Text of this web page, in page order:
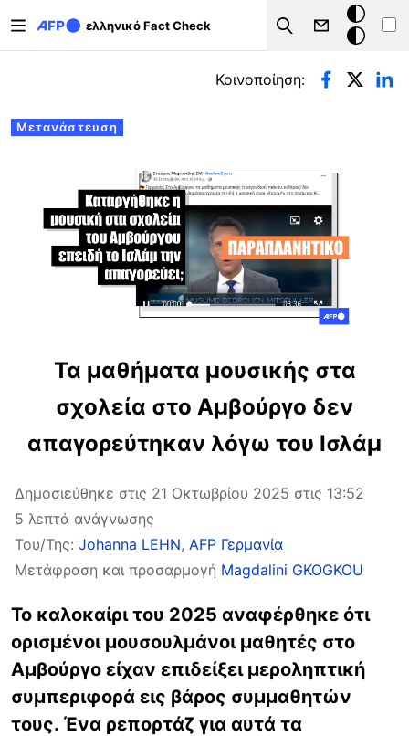
ελληνικό Fact Check
Search
Σκοτεινή
Πρωτεύουσες καρτέλες
Μετανάστευση
Κοινοποίηση:
Τα μαθήματα μουσικής στα
σχολεία στο Αμβούργο δεν
απαγορεύτηκαν λόγω του Ισλάμ
Δημοσιεύθηκε στις 21 Οκτωβρίου 2025 στις 13:52
5 λεπτά ανάγνωσης
Του/Της: Johanna LEHN, AFP Γερμανία
Μετάφραση και προσαρμογή Magdalini GKOGKOU
Το καλοκαίρι του 2025 αναφέρθηκε ότι
ορισμένοι μουσουλμάνοι μαθητές στο
Αμβούργο είχαν επιδείξει μεροληπτική
συμπεριφορά εις βάρος συμμαθητών
τους. Ένα ρεπορτάζ για αυτά τα